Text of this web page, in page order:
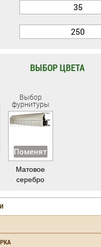
35
250
ВЫБОР ЦВЕТА
Выбор
фурнитуры
Поменять
Матовое
серебро